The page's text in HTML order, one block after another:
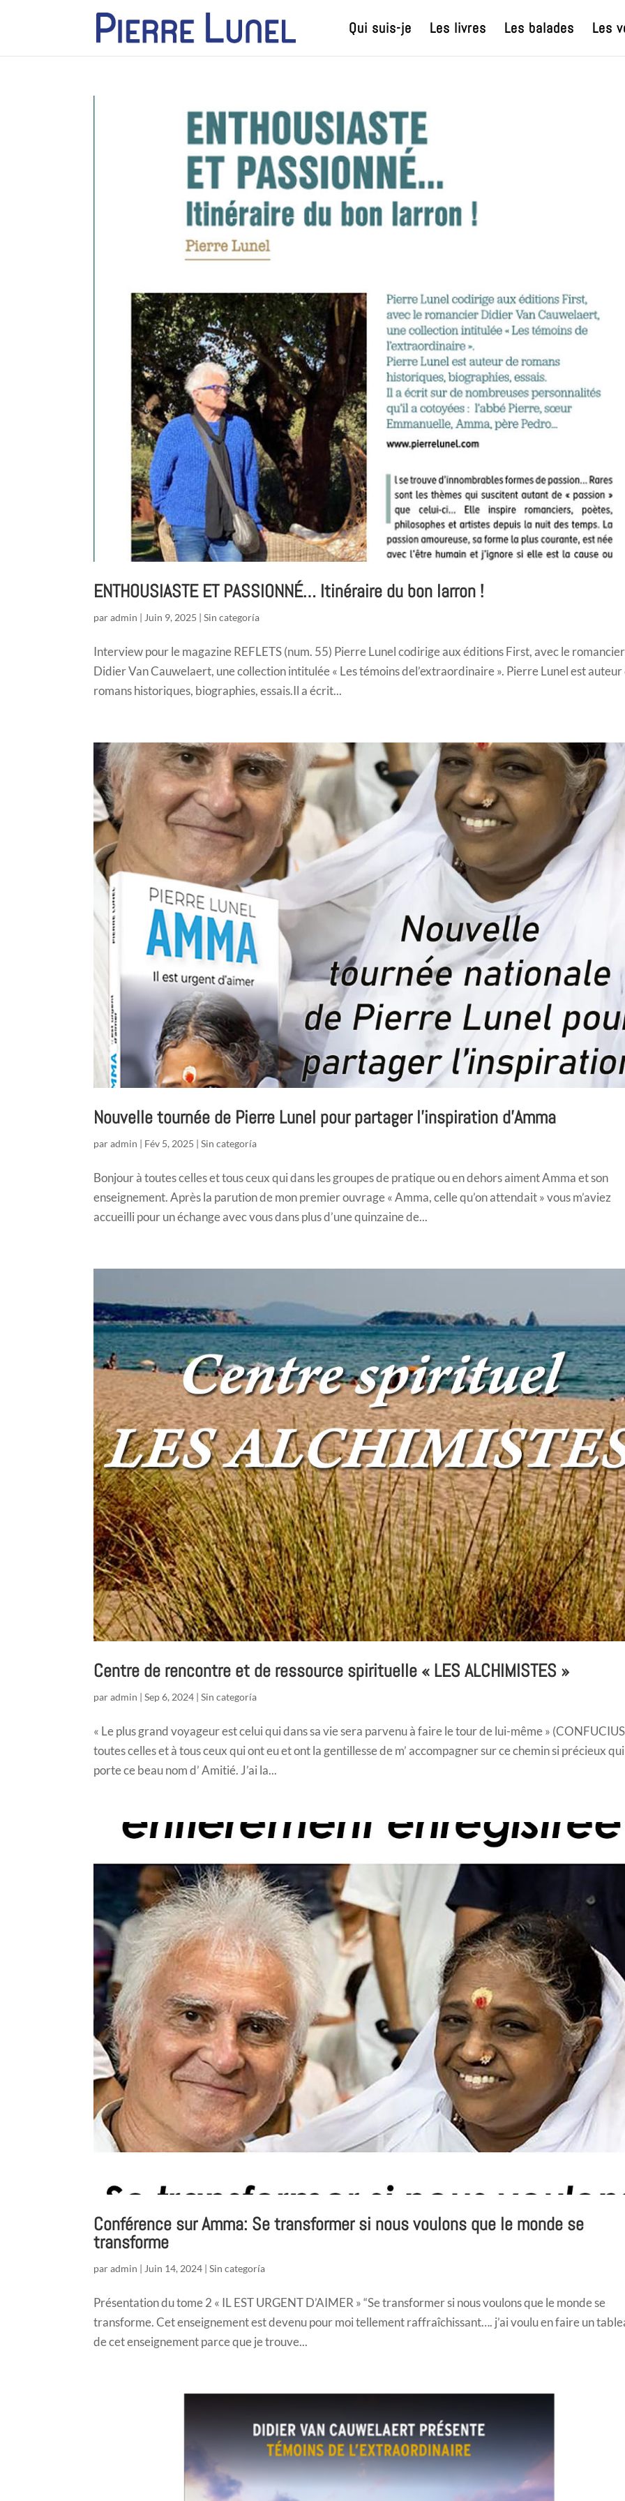
Qui suis-je Les livres Les balades Les
ENTHOUSIASTE ET PASSIONNÉ… Itinéraire du bon larron !
paradmin | Juin 9, 2025 |Sin categoría
Interview pour le magazine REFLETS (num. 55) Pierre Lunel codirige aux éditions First, avec le romancier
Didier Van Cauwelaert, une collection intitulée « Les témoins del’extraordinaire ». Pierre Lunel est auteur
romans historiques, biographies, essais.Il a écrit...
Nouvelle tournée de Pierre Lunel pour partager l’inspiration d’Amma
paradmin | Fév 5, 2025 |Sin categoría
Bonjour à toutes celles et tous ceux qui dans les groupes de pratique ou en dehors aiment Amma et son
enseignement. Après la parution de mon premier ouvrage « Amma, celle qu’on attendait » vous m’aviez
accueilli pour un échange avec vous dans plus d’une quinzaine de...
Centre de rencontre et de ressource spirituelle « LES ALCHIMISTES »
paradmin |Sep 6, 2024 |Sin categoría
« Le plus grand voyageur est celui qui dans sa vie sera parvenu à faire le tour de lui-même »
toutes celles et à tous ceux qui ont eu et ont la gentillesse de m’ accompagner sur ce chemin si précieux qui
porte ce beau nom d’ Amitié. J’ai la...
Conférence sur Amma: Se transformer si nous voulons que le monde se
transforme
paradmin | Juin 14, 2024 |Sin categoría
Présentation du tome 2 « IL EST URGENT D’AIMER » “Se transformer si nous voulons que le monde se
transforme. Cet enseignement est devenu pour moi tellement raffraîchissant…. j’ai voulu en faire un
de cet enseignement parce que je trouve...